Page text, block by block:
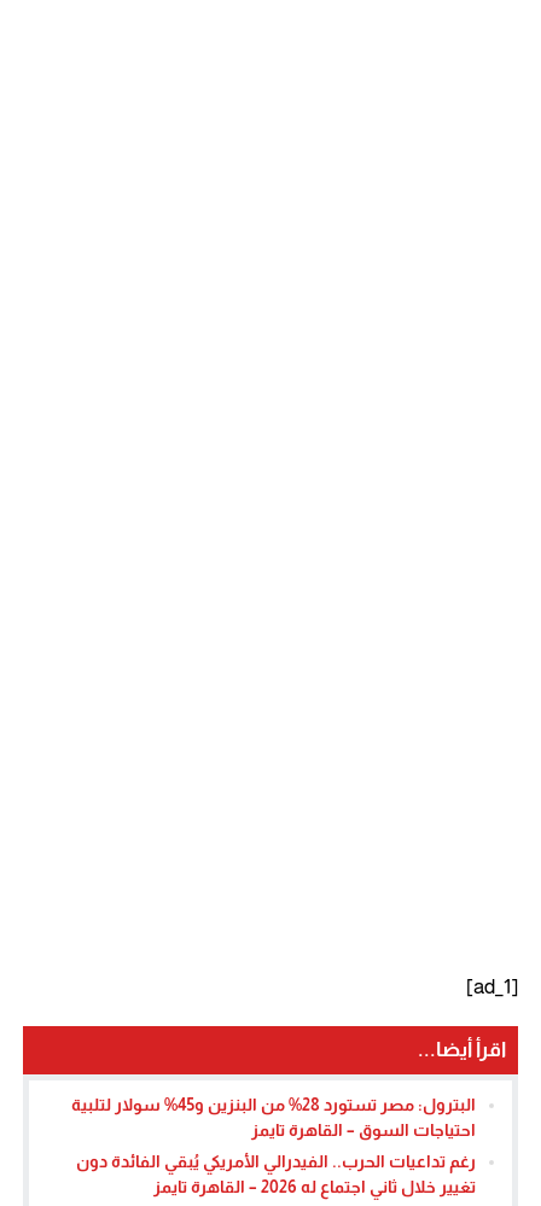
[ad_1]
اقرأ أيضا...
البترول: مصر تستورد 28% من البنزين و45% سولار لتلبية
احتياجات السوق – القاهرة تايمز
رغم تداعيات الحرب.. الفيدرالي الأمريكي يُبقي الفائدة دون
تغيير خلال ثاني اجتماع له 2026 – القاهرة تايمز